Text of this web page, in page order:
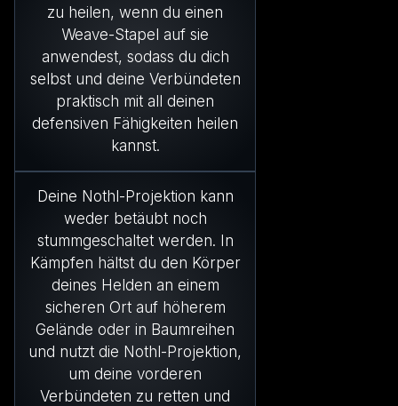
zu heilen, wenn du einen
Weave-Stapel auf sie
anwendest, sodass du dich
selbst und deine Verbündeten
praktisch mit all deinen
defensiven Fähigkeiten heilen
kannst.
Deine Nothl-Projektion kann
weder betäubt noch
stummgeschaltet werden. In
Kämpfen hältst du den Körper
deines Helden an einem
sicheren Ort auf höherem
Gelände oder in Baumreihen
und nutzt die Nothl-Projektion,
um deine vorderen
Verbündeten zu retten und